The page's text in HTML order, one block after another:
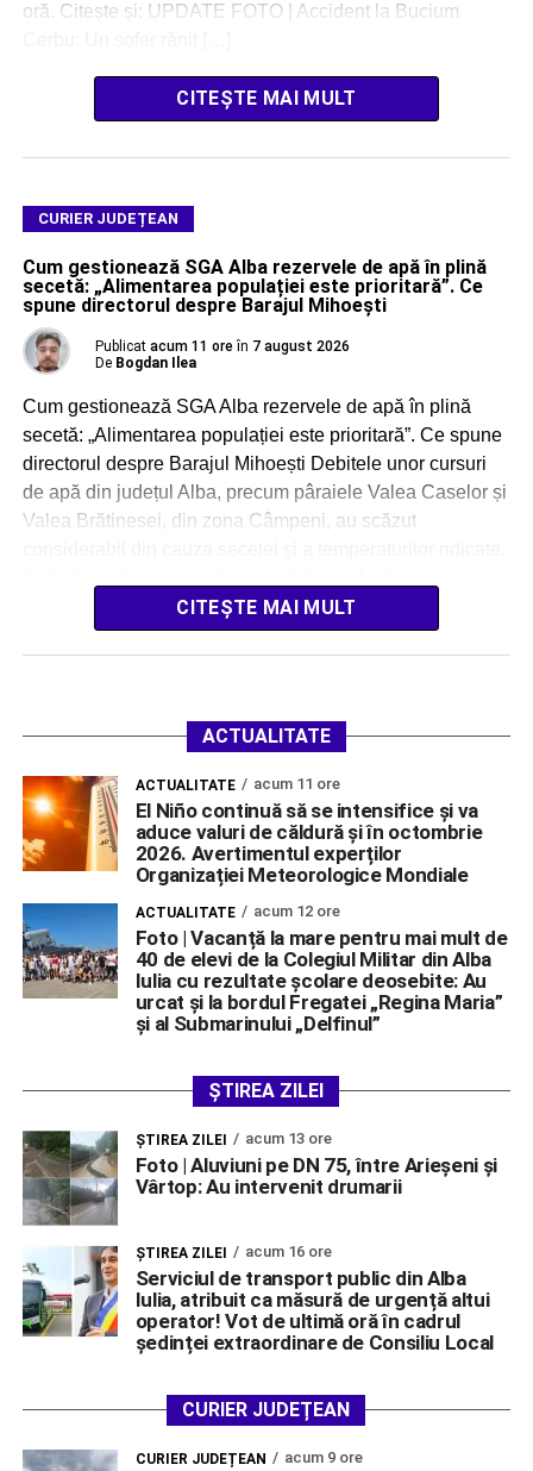
oră. Citește și: UPDATE FOTO | Accident la Bucium
CITEȘTE MAI MULT
CURIER JUDEȚEAN
Cum gestionează SGA Alba rezervele de apă în plină
secetă: „Alimentarea populației este prioritară”. Ce
spune directorul despre Barajul Mihoești
Publicat acum 11 ore în 7 august 2026
De Bogdan Ilea
Cum gestionează SGA Alba rezervele de apă în plină
secetă: „Alimentarea populației este prioritară”. Ce spune
directorul despre Barajul Mihoești Debitele unor cursuri
de apă din județul Alba, precum pâraiele Valea Caselor și
Valea Brătinesei, din zona Câmpeni, au scăzut
CITEȘTE MAI MULT
ACTUALITATE
ACTUALITATE acum 11 ore
El Niño continuă să se intensifice și va
aduce valuri de căldură și în octombrie
2026. Avertimentul experților
Organizației Meteorologice Mondiale
ACTUALITATE acum 12 ore
Foto | Vacanță la mare pentru mai mult de
40 de elevi de la Colegiul Militar din Alba
Iulia cu rezultate școlare deosebite: Au
urcat și la bordul Fregatei „Regina Maria”
și al Submarinului „Delfinul”
ȘTIREA ZILEI
ŞTIREA ZILEI acum 13 ore
Foto | Aluviuni pe DN 75, între Arieșeni și
Vârtop: Au intervenit drumarii
ŞTIREA ZILEI acum 16 ore
Serviciul de transport public din Alba
Iulia, atribuit ca măsură de urgență altui
operator! Vot de ultimă oră în cadrul
ședinței extraordinare de Consiliu Local
CURIER JUDEȚEAN
CURIER JUDEȚEAN acum 9 ore